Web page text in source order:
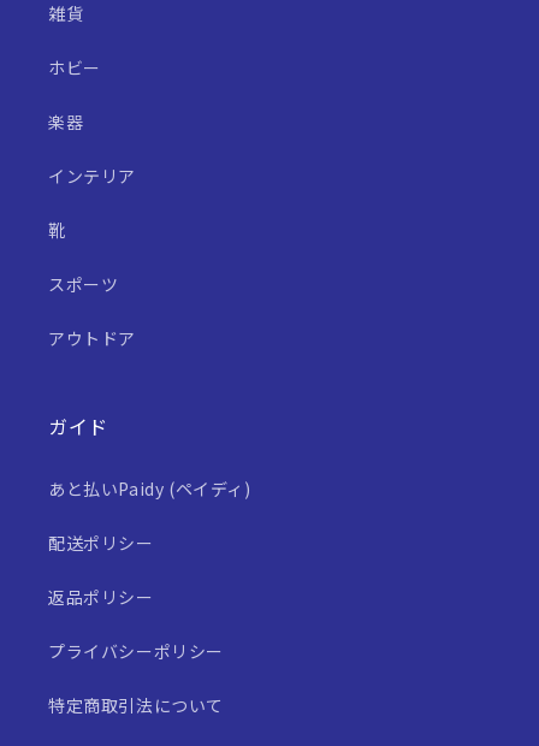
雑貨
ホビー
楽器
インテリア
靴
スポーツ
アウトドア
ガイド
あと払いPaidy (ペイディ)
配送ポリシー
返品ポリシー
プライバシーポリシー
特定商取引法について